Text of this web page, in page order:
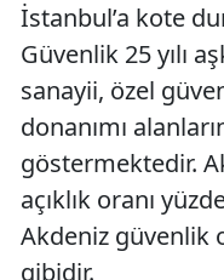
İstanbul’a kote
Güvenlik 25 yılı
sanayii, özel
donanımı
göstermektedir.
açıklık oranı
Akdeniz güvenlik
gibidir.